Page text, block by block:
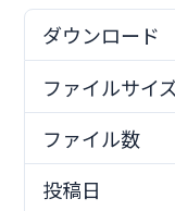
ダウンロード
ファイルサイ
ファイル数
投稿日